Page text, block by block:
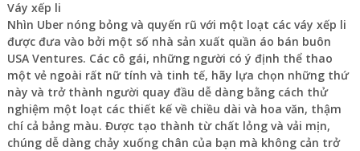
Váy xếp li
Nhìn Uber nóng bỏng và quyến rũ với một loạt các váy xếp li
được đưa vào bởi một số nhà sản xuất quần áo bán buôn
USA Ventures. Các cô gái, những người có ý định thể thao
một vẻ ngoài rất nữ tính và tinh tế, hãy lựa chọn những thứ
này và trở thành người quay đầu dễ dàng bằng cách thử
nghiệm một loạt các thiết kế về chiều dài và hoa văn, thậm
chí cả bảng màu. Được tạo thành từ chất lỏng và vải mịn,
chúng dễ dàng chảy xuống chân của bạn mà không cản trở